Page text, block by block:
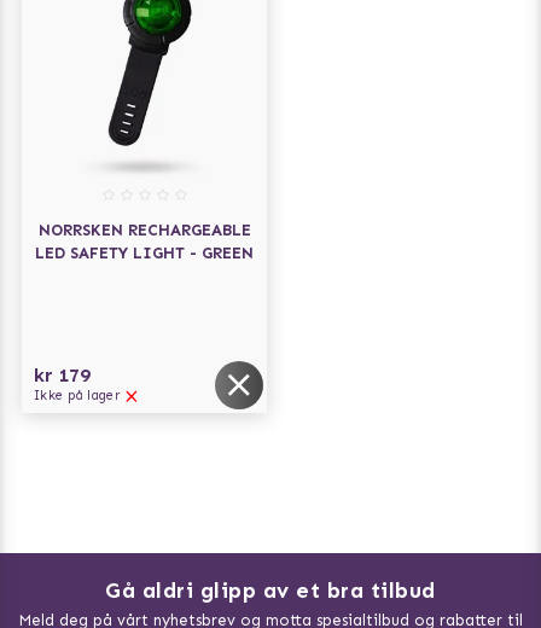
NORRSKEN RECHARGEABLE
LED SAFETY LIGHT - GREEN
kr 179
Ikke på lager
Gå aldri glipp av et bra tilbud
Meld deg på vårt nyhetsbrev og motta spesialtilbud og rabatter til